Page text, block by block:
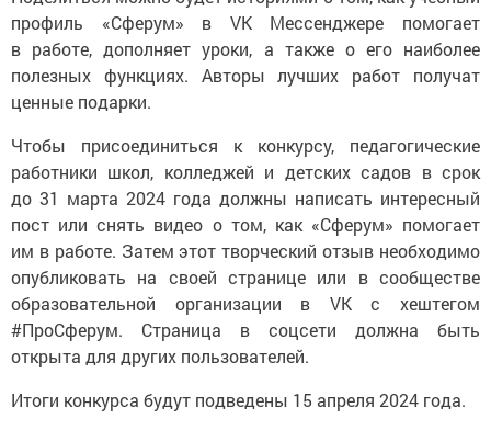
профиль «Сферум» в VK Мессенджере помогает
в работе, дополняет уроки, а также о его наиболее
полезных функциях. Авторы лучших работ получат
ценные подарки.
Чтобы присоединиться к конкурсу, педагогические
работники школ, колледжей и детских садов в срок
до 31 марта 2024 года должны написать интересный
пост или снять видео о том, как «Сферум» помогает
им в работе. Затем этот творческий отзыв необходимо
опубликовать на своей странице или в сообществе
образовательной организации в VK с хештегом
#ПроСферум. Страница в соцсети должна быть
открыта для других пользователей.
Итоги конкурса будут подведены 15 апреля 2024 года.